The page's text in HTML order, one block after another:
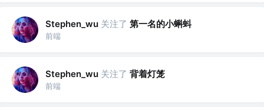
Stephen_wu 关注了 第一名的小蝌蚪
前端
Stephen_wu 关注了 背着灯笼
前端